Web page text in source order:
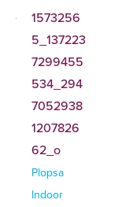
1573256
5_137223
7299455
534_294
7052938
1207826
62_o
Plopsa
Indoor